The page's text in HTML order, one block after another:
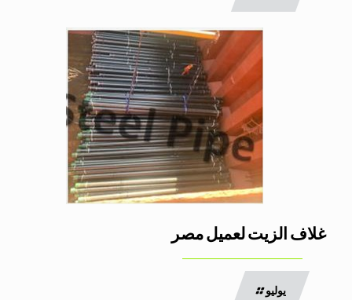
غلاف الزيت لعميل مصر
يوليو